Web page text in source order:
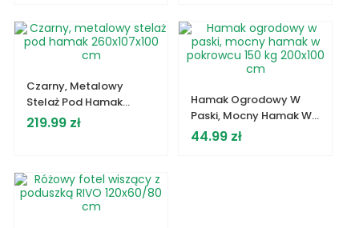
Czarny, Metalowy
Stelaż Pod Hamak
260x107x100 Cm
Cena
219.99 zł
Hamak Ogrodowy W
Paski, Mocny Hamak W
Pokrowcu 150 Kg
Cena
44.99 zł